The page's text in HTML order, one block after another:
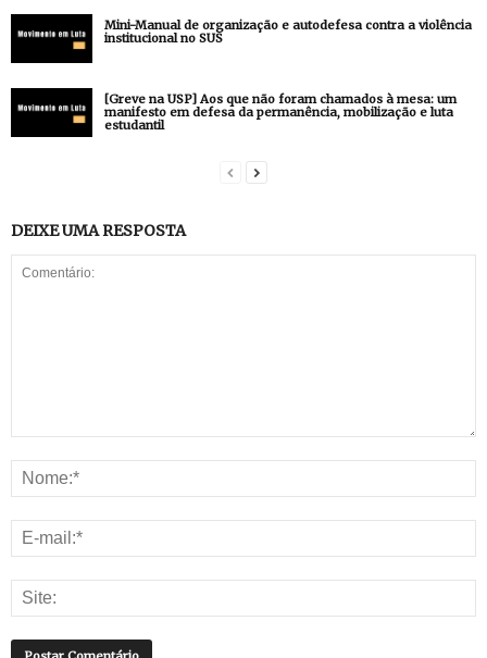
Mini-Manual de organização e autodefesa contra a violência
institucional no SUS
[Greve na USP] Aos que não foram chamados à mesa: um
manifesto em defesa da permanência, mobilização e luta
estudantil
DEIXE UMA RESPOSTA